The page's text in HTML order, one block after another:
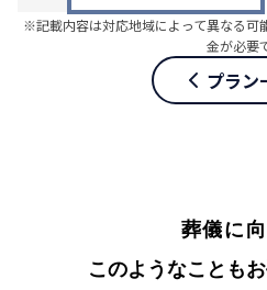
※記載内容は対応地域によって異なる
金が必要
プラン
葬儀に
このようなことも